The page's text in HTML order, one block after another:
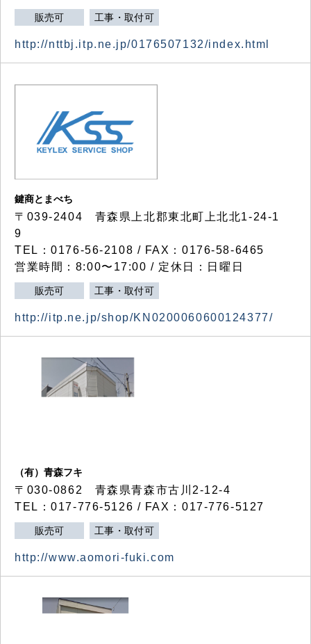
販売可 工事・取付可
http://nttbj.itp.ne.jp/0176507132/index.html
鍵商とまべち
〒039-2404 青森県上北郡東北町上北北1-24-1
9
TEL：0176-56-2108 / FAX：0176-58-6465
営業時間：8:00〜17:00 / 定休日：日曜日
販売可 工事・取付可
http://itp.ne.jp/shop/KN0200060600124377/
（有）青森フキ
〒030-0862 青森県青森市古川2-12-4
TEL：017-776-5126 / FAX：017-776-5127
販売可 工事・取付可
http://www.aomori-fuki.com